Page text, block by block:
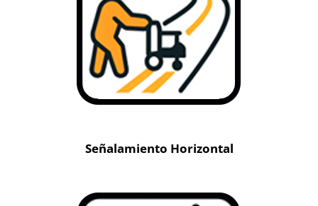
Señalamiento Horizontal